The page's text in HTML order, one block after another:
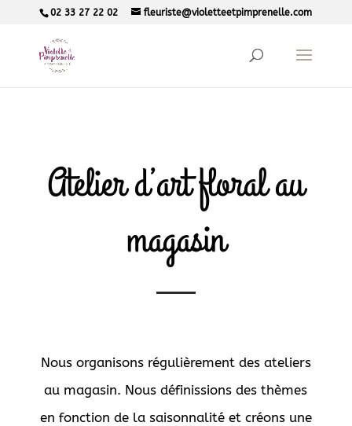
02 33 27 22 02 fleuriste@violetteetpimprenelle.com
Atelier d’art floral au
magasin
Nous organisons régulièrement des ateliers
au magasin. Nous définissions des thèmes
en fonction de la saisonnalité et créons une